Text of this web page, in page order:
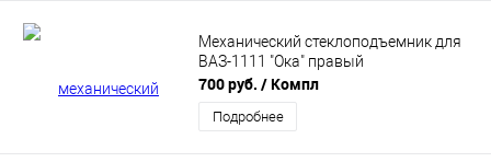
Механический стеклоподъемник для
ВАЗ-1111 "Ока" правый
700 руб. / Компл
Подробнее